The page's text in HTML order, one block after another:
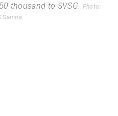
thousand to SVSG. Photo:
Samoa